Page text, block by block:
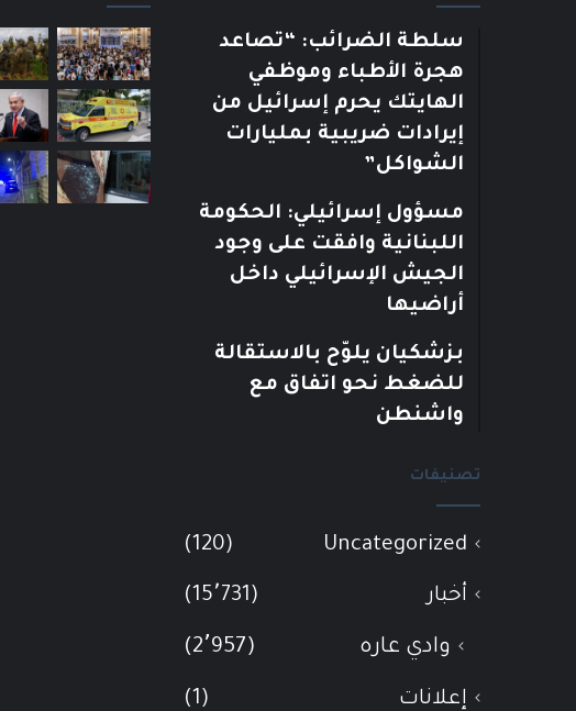
سلطة الضرائب: “تصاعد
هجرة الأطباء وموظفي
الهايتك يحرم إسرائيل من
إيرادات ضريبية بمليارات
الشواكل”
مسؤول إسرائيلي: الحكومة
اللبنانية وافقت على وجود
الجيش الإسرائيلي داخل
أراضيها
بزشكيان يلوّح بالاستقالة
للضغط نحو اتفاق مع
واشنطن
تصنيفات
Uncategorized
(120)
أخبار (15٬731)
وادي عاره (2٬957)
إعلانات (1)